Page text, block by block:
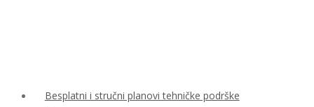
Besplatni i stručni planovi tehničke podrške